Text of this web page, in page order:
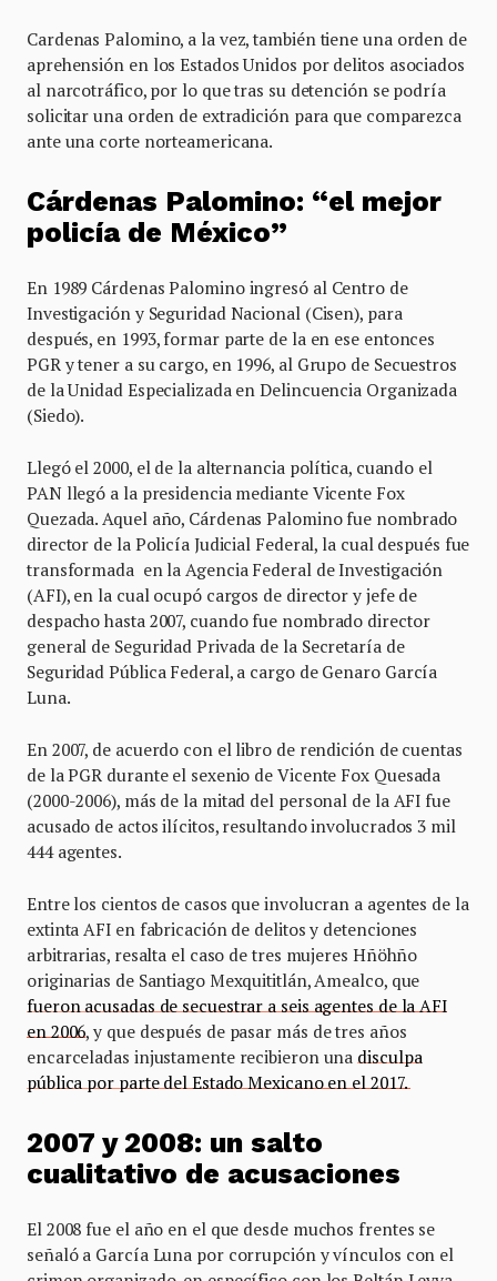
Cardenas Palomino, a la vez, también tiene una orden de
aprehensión en los Estados Unidos por delitos asociados
al narcotráfico, por lo que tras su detención se podría
solicitar una orden de extradición para que comparezca
ante una corte norteamericana.
Cárdenas Palomino: “el mejor
policía de México”
En 1989 Cárdenas Palomino ingresó al Centro de
Investigación y Seguridad Nacional (Cisen), para
después, en 1993, formar parte de la en ese entonces
PGR y tener a su cargo, en 1996, al Grupo de Secuestros
de la Unidad Especializada en Delincuencia Organizada
(Siedo).
Llegó el 2000, el de la alternancia política, cuando el
PAN llegó a la presidencia mediante Vicente Fox
Quezada. Aquel año, Cárdenas Palomino fue nombrado
director de la Policía Judicial Federal, la cual después fue
transformada en la Agencia Federal de Investigación
(AFI), en la cual ocupó cargos de director y jefe de
despacho hasta 2007, cuando fue nombrado director
general de Seguridad Privada de la Secretaría de
Seguridad Pública Federal, a cargo de Genaro García
Luna.
En 2007, de acuerdo con el libro de rendición de cuentas
de la PGR durante el sexenio de Vicente Fox Quesada
(2000-2006), más de la mitad del personal de la AFI fue
acusado de actos ilícitos, resultando involucrados 3 mil
444 agentes.
Entre los cientos de casos que involucran a agentes de la
extinta AFI en fabricación de delitos y detenciones
arbitrarias, resalta el caso de tres mujeres Hñöhño
originarias de Santiago Mexquititlán, Amealco, que
fueron acusadas de secuestrar a seis agentes de la AFI
en 2006, y que después de pasar más de tres años
encarceladas injustamente recibieron unadisculpa
pública por parte del Estado Mexicano en el 2017.
2007 y 2008: un salto
cualitativo de acusaciones
El 2008 fue el año en el que desde muchos frentes se
señaló a García Luna por corrupción y vínculos con el